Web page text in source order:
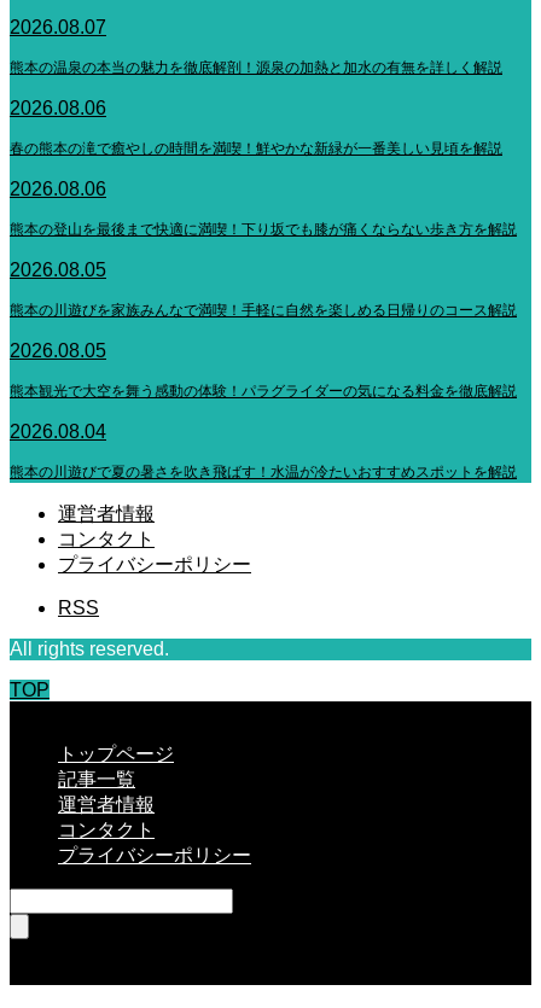
2026.08.07
熊本の温泉の本当の魅力を徹底解剖！源泉の加熱と加水の有無を詳しく解説
2026.08.06
春の熊本の滝で癒やしの時間を満喫！鮮やかな新緑が一番美しい見頃を解説
2026.08.06
熊本の登山を最後まで快適に満喫！下り坂でも膝が痛くならない歩き方を解説
2026.08.05
熊本の川遊びを家族みんなで満喫！手軽に自然を楽しめる日帰りのコース解説
2026.08.05
熊本観光で大空を舞う感動の体験！パラグライダーの気になる料金を徹底解説
2026.08.04
熊本の川遊びで夏の暑さを吹き飛ばす！水温が冷たいおすすめスポットを解説
運営者情報
コンタクト
プライバシーポリシー
RSS
All rights reserved.
TOP
トップページ
記事一覧
運営者情報
コンタクト
プライバシーポリシー